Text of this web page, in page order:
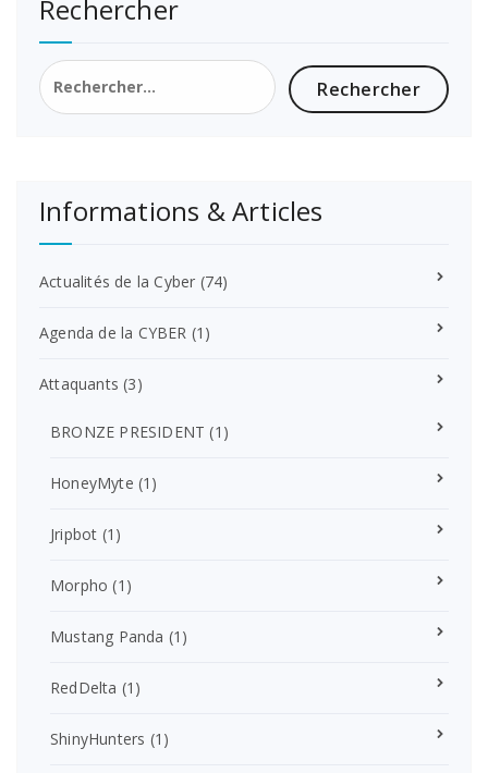
Rechercher
Rechercher :
Informations & Articles
Actualités de la Cyber (74)
Agenda de la CYBER (1)
Attaquants (3)
BRONZE PRESIDENT (1)
HoneyMyte (1)
Jripbot (1)
Morpho (1)
Mustang Panda (1)
RedDelta (1)
ShinyHunters (1)